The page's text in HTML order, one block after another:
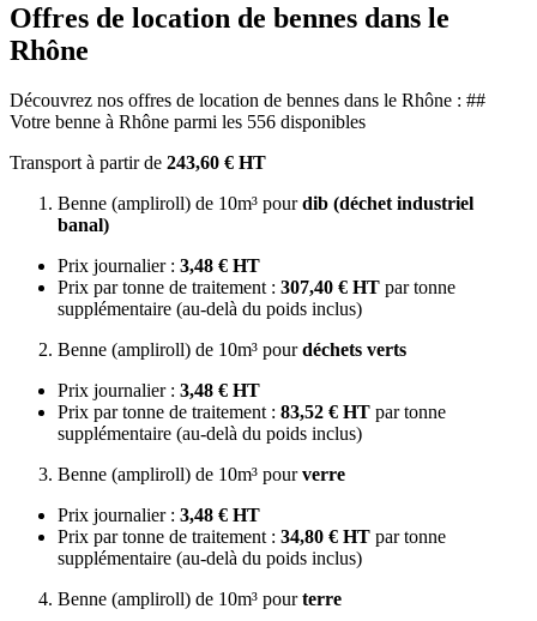
Offres de location de bennes dans le
Rhône
Découvrez nos offres de location de bennes dans le Rhône : ##
Votre benne à Rhône parmi les 556 disponibles
Transport à partir de 243,60 € HT
Benne (ampliroll) de 10m³ pourdib (déchet industriel
banal)
Prix journalier : 3,48 € HT
Prix par tonne de traitement : 307,40 € HT par tonne
supplémentaire (au-delà du poids inclus)
Benne (ampliroll) de 10m³ pourdéchets verts
Prix journalier : 3,48 € HT
Prix par tonne de traitement : 83,52 € HT par tonne
supplémentaire (au-delà du poids inclus)
Benne (ampliroll) de 10m³ pourverre
Prix journalier : 3,48 € HT
Prix par tonne de traitement : 34,80 € HT par tonne
supplémentaire (au-delà du poids inclus)
Benne (ampliroll) de 10m³ pourterre